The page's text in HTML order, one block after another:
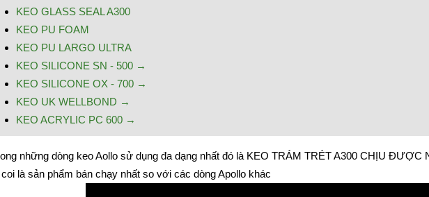
KEO GLASS SEAL A300
KEO PU FOAM
KEO PU LARGO ULTRA
KEO SILICONE SN - 500 →
KEO SILICONE OX - 700 →
KEO UK WELLBOND →
KEO ACRYLIC PC 600 →
những dòng keo Aollo sử dụng đa dạng nhất đó là KEO TRÁM TRÉT A300 CHỊU
là sản phẩm bán chạy nhất so với các dòng Apollo khác